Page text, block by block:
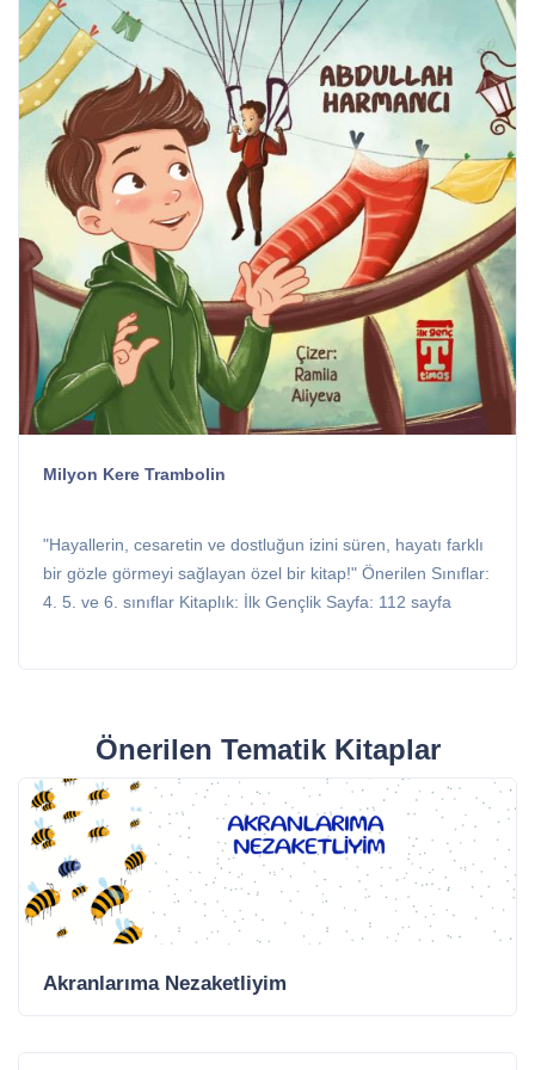
Milyon Kere Trambolin
"Hayallerin, cesaretin ve dostluğun izini süren, hayatı farklı
bir gözle görmeyi sağlayan özel bir kitap!" Önerilen Sınıflar:
4. 5. ve 6. sınıflar Kitaplık: İlk Gençlik Sayfa: 112 sayfa
Önerilen Tematik Kitaplar
Akranlarıma Nezaketliyim